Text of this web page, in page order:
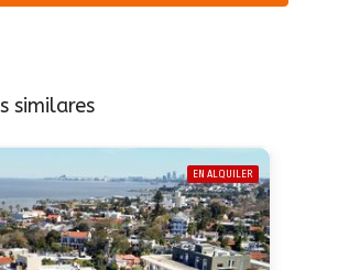
similares
EN ALQUILER